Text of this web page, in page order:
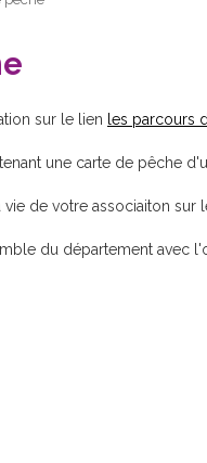
sur le lien les parcours
une carte de pêche
de votre associaiton sur
du département avec